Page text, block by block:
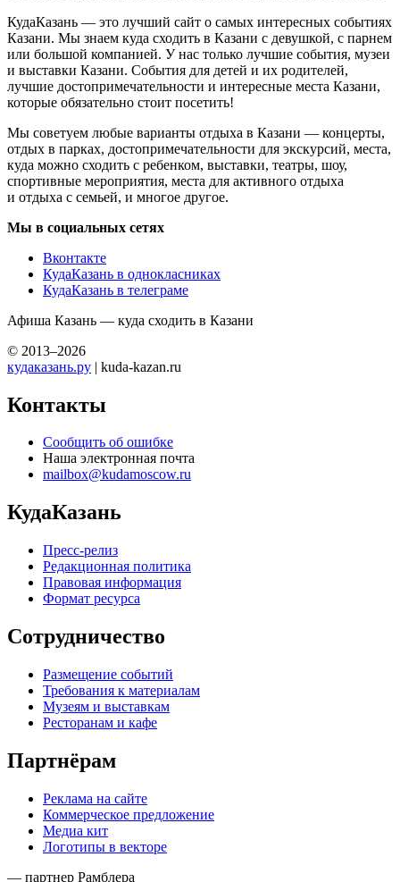
КудаКазань — это лучший сайт о самых интересных событиях
Казани. Мы знаем куда сходить в Казани с девушкой, с парнем
или большой компанией. У нас только лучшие события, музеи
и выставки Казани. События для детей и их родителей,
лучшие достопримечательности и интересные места Казани,
которые обязательно стоит посетить!
Мы советуем любые варианты отдыха в Казани — концерты,
отдых в парках, достопримечательности для экскурсий, места,
куда можно сходить с ребенком, выставки, театры, шоу,
спортивные мероприятия, места для активного отдыха
и отдыха с семьей, и многое другое.
Мы в социальных сетях
Вконтакте
КудаКазань в однокласниках
КудаКазань в телеграме
Афиша Казань — куда сходить в Казани
© 2013–2026
кудаказань.ру | kuda-kazan.ru
Контакты
Сообщить об ошибке
Наша электронная почта
mailbox@kudamoscow.ru
КудаКазань
Пресс-релиз
Редакционная политика
Правовая информация
Формат ресурса
Сотрудничество
Размещение событий
Требования к материалам
Музеям и выставкам
Ресторанам и кафе
Партнёрам
Реклама на сайте
Коммерческое предложение
Медиа кит
Логотипы в векторе
— партнер Рамблера